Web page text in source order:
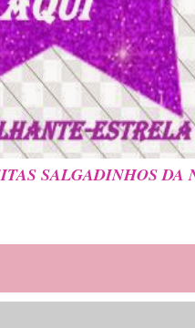
SALGADINHOS DA